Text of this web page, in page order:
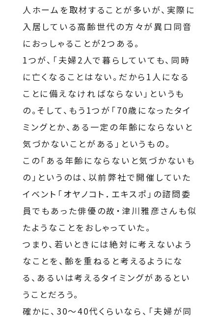
人ホームを取材することが多いが、実際に
入居している高齢世代の方々が異口同音
におっしゃることが2つある。
1つが、「夫婦2人で暮らしていても、同時
に亡くなることはない。だから1人になる
ことに備えなければならない」というも
の。そして、もう1つが「70歳になったタイ
ミングとか、ある一定の年齢にならないと
気づかないことがある」というもの。
この「ある年齢にならないと気づかないも
の」というのは、以前弊社で開催していた
イベント「オヤノコト．エキスポ」の諮問委
員でもあった俳優の故・津川雅彦さんも似
たようなことをおしゃっていた。
つまり、若いときには絶対に考えないよう
なことを、齢を重ねると考えるようにな
る、あるいは考えるタイミングがあるとい
うことだろう。
確かに、30～40代くらいなら、「夫婦が同